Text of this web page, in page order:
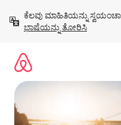
ಹೋಗಿ
ಕೆಲವು ಮಾಹಿತಿಯನ್ನು
ಭಾಷೆಯನ್ನು ತೋರಿಸಿ